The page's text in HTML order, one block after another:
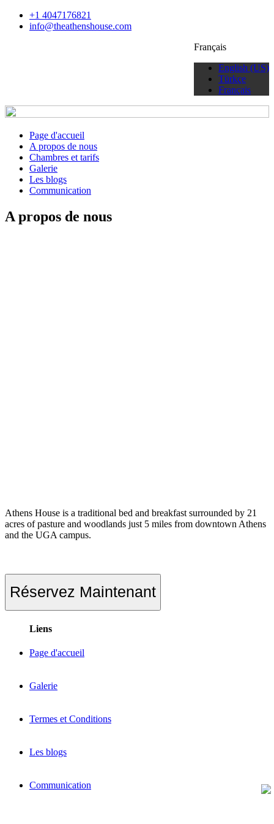
+1 4047176821
info@theathenshouse.com
Français
English (US)
Türkçe
Français
Page d'accueil
A propos de nous
Chambres et tarifs
Galerie
Les blogs
Communication
A propos de nous
Athens House is a traditional bed and breakfast surrounded by 21
acres of pasture and woodlands just 5 miles from downtown Athens
and the UGA campus.
Réservez Maintenant
Liens
Page d'accueil
Galerie
Termes et Conditions
Les blogs
Communication